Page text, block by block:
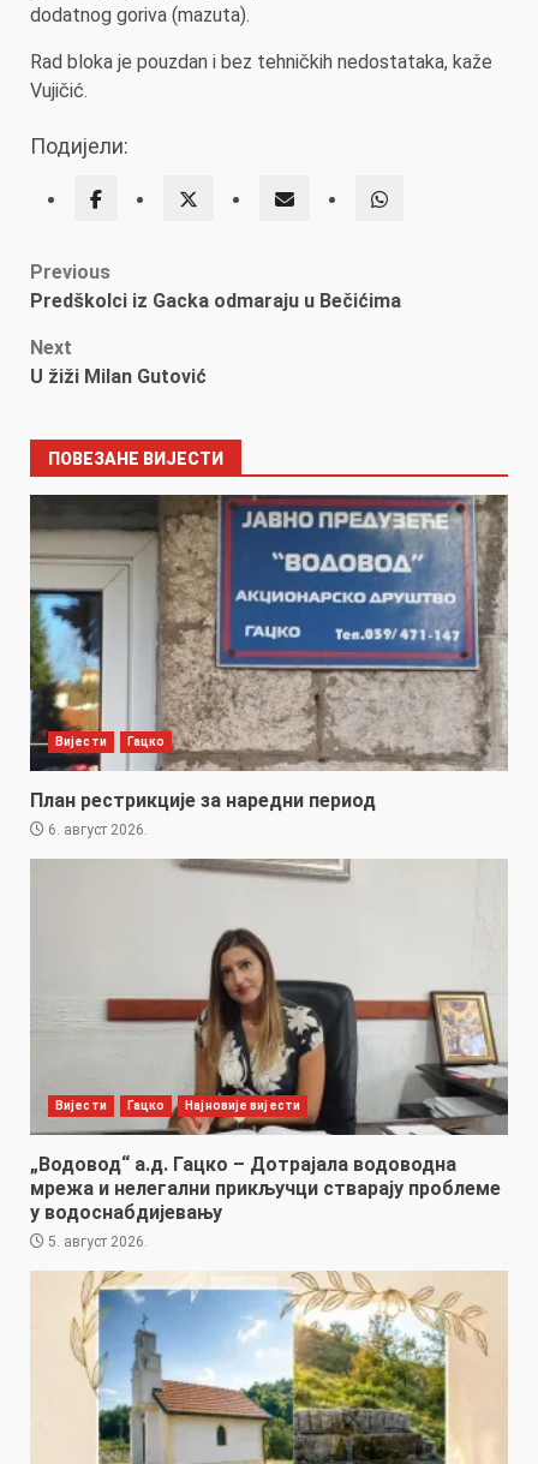
dodatnog goriva (mazuta).
Rad bloka je pouzdan i bez tehničkih nedostataka, kaže
Vujičić.
Подијели:
Post
Previous
Predškolci iz Gacka odmaraju u Bečićima
Next
U žiži Milan Gutović
ПОВЕЗАНЕ ВИЈЕСТИ
Вијести Гацко
План рестрикције за наредни период
6. август 2026.
Вијести Гацко Најновије вијести
„Водовод“ а.д. Гацко – Дотрајала водоводна
мрежа и нелегални прикључци стварају проблеме
у водоснабдијевању
5. август 2026.